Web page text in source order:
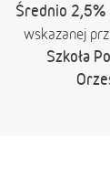
Średnio 2,5%
wskazanej
Szkoła